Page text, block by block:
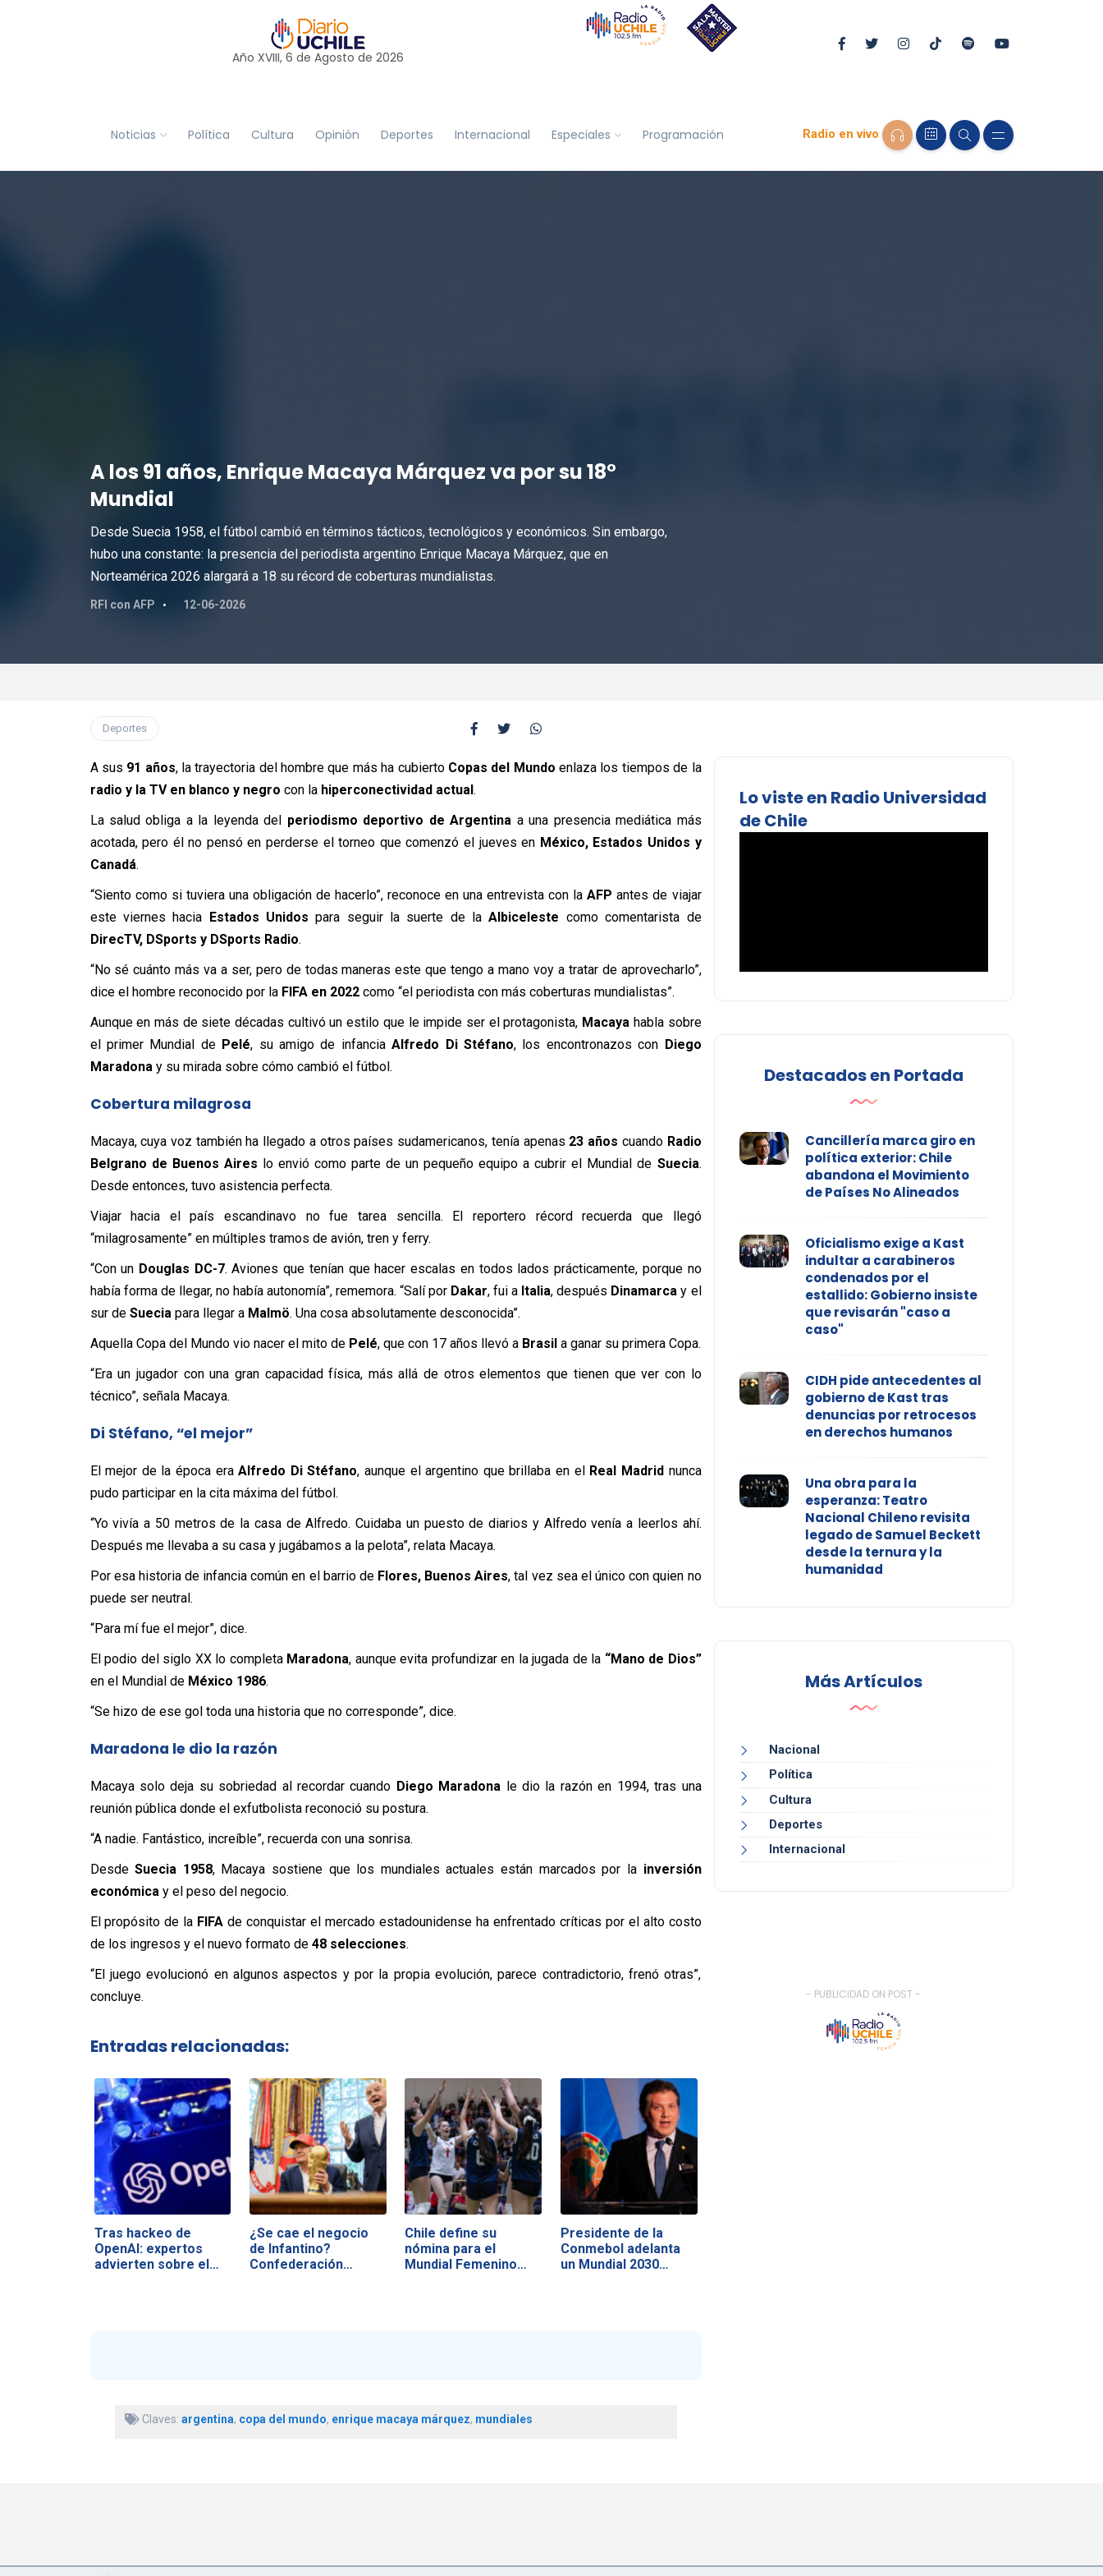
Año XVIII, 6 de Agosto de 2026
Noticias Política Cultura Opinión Deportes Internacional Especiales Programación Radio en vivo
A los 91 años, Enrique Macaya Márquez va por su 18°
Mundial
Desde Suecia 1958, el fútbol cambió en términos tácticos, tecnológicos y económicos. Sin embargo,
hubo una constante: la presencia del periodista argentino Enrique Macaya Márquez, que en
Norteamérica 2026 alargará a 18 su récord de coberturas mundialistas.
RFI con AFP 12-06-2026
Deportes
A sus 91 años, la trayectoria del hombre que más ha cubierto Copas del Mundo enlaza los tiempos de la
radio y la TV en blanco y negro con la hiperconectividad actual.
La salud obliga a la leyenda del periodismo deportivo de Argentina a una presencia mediática más
acotada, pero él no pensó en perderse el torneo que comenzó el jueves en México, Estados Unidos y
Canadá.
“Siento como si tuviera una obligación de hacerlo”, reconoce en una entrevista con laAFP antes de viajar
este viernes hacia Estados Unidos para seguir la suerte de laAlbiceleste como comentarista de
DirecTV, DSports y DSports Radio.
“No sé cuánto más va a ser, pero de todas maneras este que tengo a mano voy a tratar de aprovecharlo”,
dice el hombre reconocido por la FIFA en 2022como “el periodista con más coberturas mundialistas”.
Aunque en más de siete décadas cultivó un estilo que le impide ser el protagonista, Macaya habla sobre
el primer Mundial de Pelé, su amigo de infanciaAlfredo Di Stéfano, los encontronazos con Diego
Maradonay su mirada sobre cómo cambió el fútbol.
Cobertura milagrosa
Macaya, cuya voz también ha llegado a otros países sudamericanos, tenía apenas 23 años cuando Radio
Belgrano de Buenos Aires lo envió como parte de un pequeño equipo a cubrir el Mundial de Suecia.
Desde entonces, tuvo asistencia perfecta.
Viajar hacia el país escandinavo no fue tarea sencilla. El reportero récord recuerda que llegó
“milagrosamente” en múltiples tramos de avión, tren y ferry.
“Con un Douglas DC-7. Aviones que tenían que hacer escalas en todos lados prácticamente, porque no
había forma de llegar, no había autonomía”, rememora. “Salí por Dakar, fui a Italia, después Dinamarca y el
sur de Sueciapara llegar a Malmö. Una cosa absolutamente desconocida”.
Aquella Copa del Mundo vio nacer el mito de Pelé, que con 17 años llevó a Brasila ganar su primera Copa.
“Era un jugador con una gran capacidad física, más allá de otros elementos que tienen que ver con lo
técnico”, señala Macaya.
Di Stéfano, “el mejor”
El mejor de la época eraAlfredo Di Stéfano, aunque el argentino que brillaba en el Real Madridnunca
pudo participar en la cita máxima del fútbol.
“Yo vivía a 50 metros de la casa de Alfredo. Cuidaba un puesto de diarios y Alfredo venía a leerlos ahí.
Después me llevaba a su casa y jugábamos a la pelota”, relata Macaya.
Por esa historia de infancia común en el barrio de Flores, Buenos Aires, tal vez sea el único con quien no
puede ser neutral.
“Para mí fue el mejor”, dice.
El podio del siglo XX lo completa Maradona, aunque evita profundizar en la jugada de la “Mano de Dios”
en el Mundial de México 1986.
“Se hizo de ese gol toda una historia que no corresponde”, dice.
Maradona le dio la razón
Macaya solo deja su sobriedad al recordar cuando Diego Maradona le dio la razón en 1994, tras una
reunión pública donde el exfutbolista reconoció su postura.
“A nadie. Fantástico, increíble”, recuerda con una sonrisa.
DesdeSuecia 1958, Macaya sostiene que los mundiales actuales están marcados por la inversión
económicay el peso del negocio.
El propósito de la FIFA de conquistar el mercado estadounidense ha enfrentado críticas por el alto costo
de los ingresos y el nuevo formato de 48 selecciones.
“El juego evolucionó en algunos aspectos y por la propia evolución, parece contradictorio, frenó otras”,
concluye.
Entradas relacionadas:
Tras hackeo de
OpenAI: expertos
advierten sobre el…
¿Se cae el negocio
de Infantino?
Confederación…
Chile define su
nómina para el
Mundial Femenino
Presidente de la
Conmebol adelanta
un Mundial 2030…
Claves: argentina, copa del mundo, enrique macaya márquez, mundiales
Lo viste en Radio Universidad
de Chile
Destacados en Portada
Cancillería marca giro en
política exterior: Chile
abandona el Movimiento
de Países No Alineados
Oficialismo exige a Kast
indultar a carabineros
condenados por el
estallido: Gobierno insiste
que revisarán "caso a
caso"
CIDH pide antecedentes al
gobierno de Kast tras
denuncias por retrocesos
en derechos humanos
Una obra para la
esperanza: Teatro
Nacional Chileno revisita
legado de Samuel Beckett
desde la ternura y la
humanidad
Más Artículos
Nacional
Política
Cultura
Deportes
Internacional
- PUBLICIDAD ON POST -